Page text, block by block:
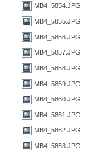
MB4_5854.JPG
MB4_5855.JPG
MB4_5856.JPG
MB4_5857.JPG
MB4_5858.JPG
MB4_5859.JPG
MB4_5860.JPG
MB4_5861.JPG
MB4_5862.JPG
MB4_5863.JPG